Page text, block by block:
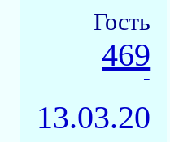
Гость
469
-
13.03.20